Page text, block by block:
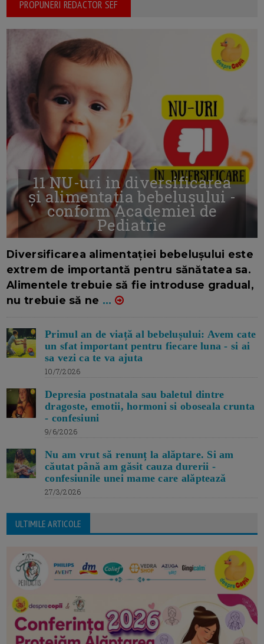
PROPUNERI REDACTOR SEF
11 NU-uri in diversificarea
și alimentația bebelușului -
conform Academiei de
Pediatrie
Diversificarea alimentației bebelușului este
extrem de importantă pentru sănătatea sa.
Alimentele trebuie să fie introduse gradual,
nu trebuie să ne ...
Primul an de viață al bebelușului: Avem cate
un sfat important pentru fiecare luna - si ai
sa vezi ca te va ajuta
10/7/2026
Depresia postnatala sau baletul dintre
dragoste, emotii, hormoni si oboseala crunta
- confesiuni
9/6/2026
Nu am vrut să renunț la alăptare. Si am
căutat până am găsit cauza durerii -
confesiunile unei mame care alăptează
27/3/2026
ULTIMILE ARTICOLE